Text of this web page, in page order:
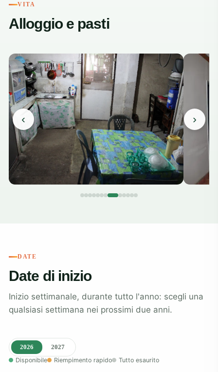
VITA
Alloggio e pasti
‹ ›
DATE
Date di inizio
Inizio settimanale, durante tutto l'anno: scegli una
qualsiasi settimana nei prossimi due anni.
2026
2027
Disponibile
Riempimento rapido Tutto esaurito